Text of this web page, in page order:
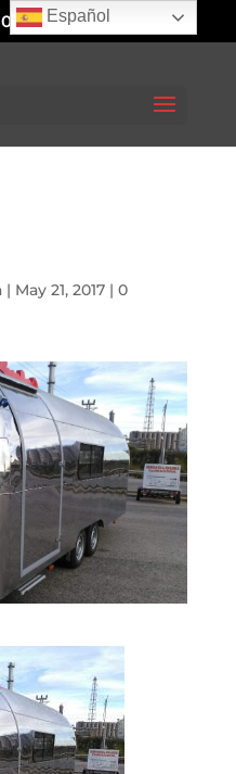
295
| May 21, 2017| 0
Español